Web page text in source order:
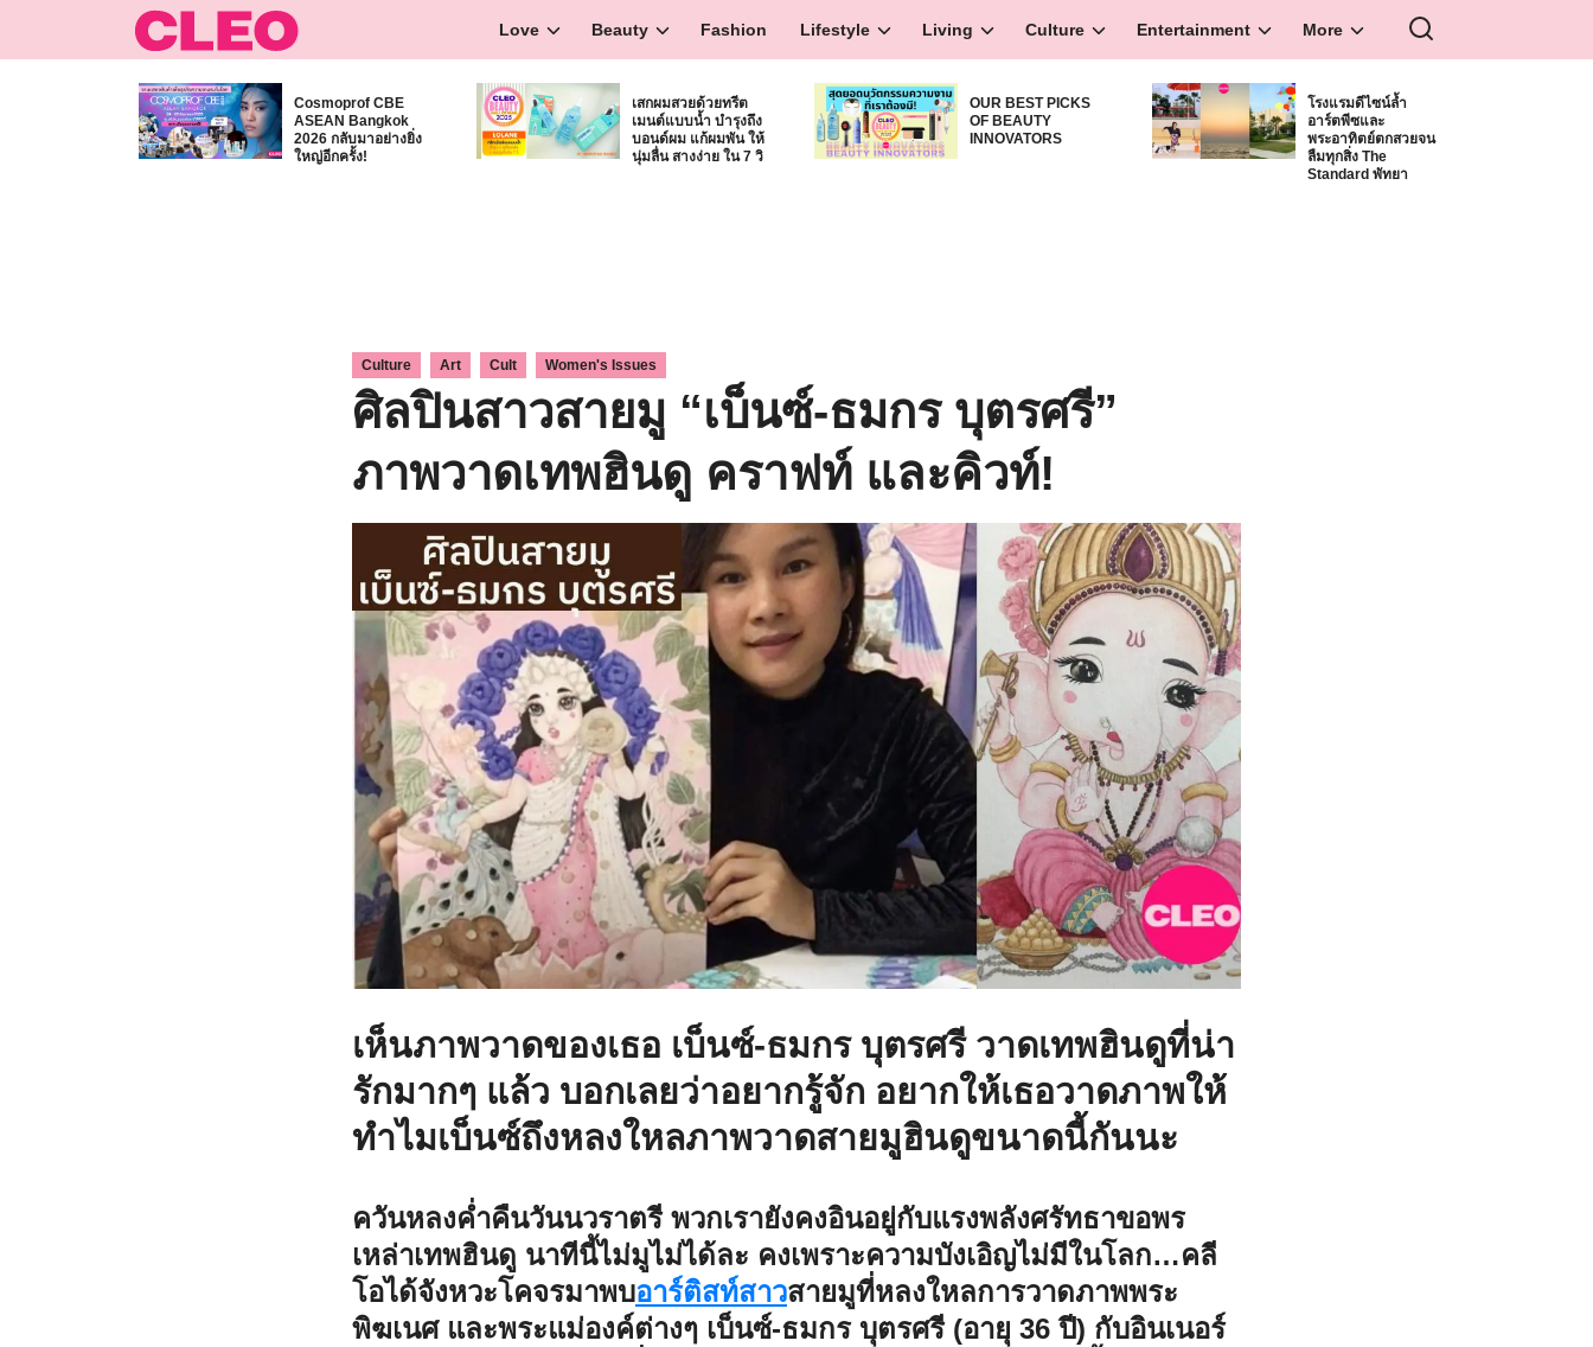
Love Beauty Fashion Lifestyle Living Culture Entertainment More
Cosmoprof CBE
ASEAN Bangkok
2026 กลับมาอย่างยิ่ง
ใหญ่อีกครั้ง!
เสกผมสวยด้วยทรีต
เมนต์แบบน้ำ บำรุงถึง
บอนด์ผม แก้ผมพัน ให้
นุ่มลื่น สางง่าย ใน 7 วิ
OUR BEST PICKS
OF BEAUTY
INNOVATORS
โรงแรมดีไซน์ล้ำ
อาร์ตพีซและ
พระอาทิตย์ตกสวยจน
ลืมทุกสิ่ง The
Standard พัทยา
Culture Art Cult Women's Issues
ศิลปินสาวสายมู “เบ็นซ์-ธมกร บุตรศรี”
ภาพวาดเทพฮินดู คราฟท์ และคิวท์!
เห็นภาพวาดของเธอ เบ็นซ์-ธมกร บุตรศรี วาดเทพฮินดูที่น่า
รักมากๆ แล้ว บอกเลยว่าอยากรู้จัก อยากให้เธอวาดภาพให้
ทำไมเบ็นซ์ถึงหลงใหลภาพวาดสายมูฮินดูขนาดนี้กันนะ
ควันหลงค่ำคืนวันนวราตรี พวกเรายังคงอินอยู่กับแรงพลังศรัทธาขอพร
เหล่าเทพฮินดู นาทีนี้ไม่มูไม่ได้ละ คงเพราะความบังเอิญไม่มีในโลก…คลี
โอได้จังหวะโคจรมาพบอาร์ติสท์สาวสายมูที่หลงใหลการวาดภาพพระ
พิฆเนศ และพระแม่องค์ต่างๆ เบ็นซ์-ธมกร บุตรศรี (อายุ 36 ปี) กับอินเนอร์